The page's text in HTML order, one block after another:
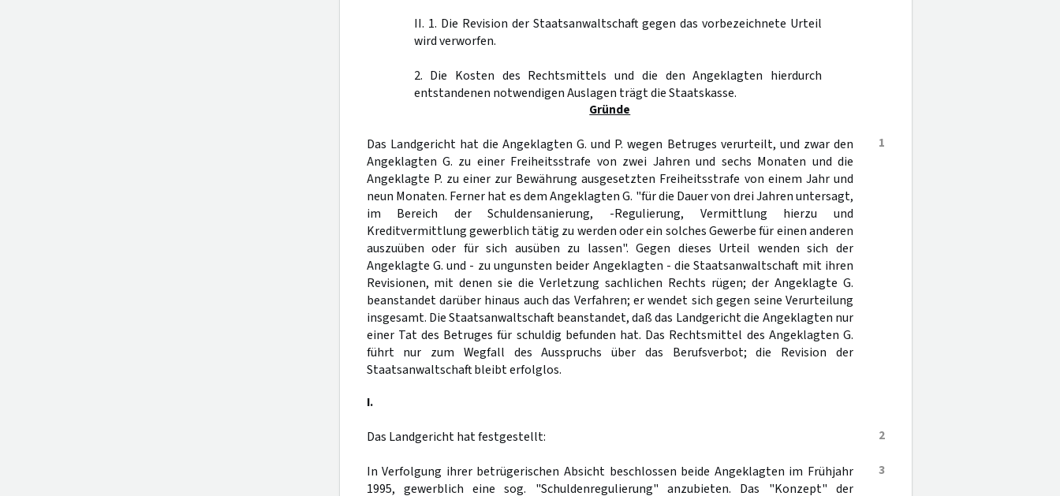
II. 1. Die Revision der Staatsanwaltschaft gegen das vorbezeichnete Urteil
wird verworfen.
2. Die Kosten des Rechtsmittels und die den Angeklagten hierdurch
entstandenen notwendigen Auslagen trägt die Staatskasse.
Gründe
1
Das Landgericht hat die Angeklagten G. und P. wegen Betruges verurteilt, und zwar den
Angeklagten G. zu einer Freiheitsstrafe von zwei Jahren und sechs Monaten und die
Angeklagte P. zu einer zur Bewährung ausgesetzten Freiheitsstrafe von einem Jahr und
neun Monaten. Ferner hat es dem Angeklagten G. "für die Dauer von drei Jahren untersagt,
im Bereich der Schuldensanierung, -Regulierung, Vermittlung hierzu und
Kreditvermittlung gewerblich tätig zu werden oder ein solches Gewerbe für einen anderen
auszuüben oder für sich ausüben zu lassen". Gegen dieses Urteil wenden sich der
Angeklagte G. und - zu ungunsten beider Angeklagten - die Staatsanwaltschaft mit ihren
Revisionen, mit denen sie die Verletzung sachlichen Rechts rügen; der Angeklagte G.
beanstandet darüber hinaus auch das Verfahren; er wendet sich gegen seine Verurteilung
insgesamt. Die Staatsanwaltschaft beanstandet, daß das Landgericht die Angeklagten nur
einer Tat des Betruges für schuldig befunden hat. Das Rechtsmittel des Angeklagten G.
führt nur zum Wegfall des Ausspruchs über das Berufsverbot; die Revision der
Staatsanwaltschaft bleibt erfolglos.
I.
2
Das Landgericht hat festgestellt:
3
In Verfolgung ihrer betrügerischen Absicht beschlossen beide Angeklagten im Frühjahr
1995, gewerblich eine sog. "Schuldenregulierung" anzubieten. Das "Konzept" der